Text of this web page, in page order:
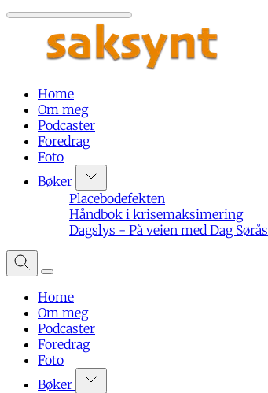
Home
Om meg
Podcaster
Foredrag
Foto
Bøker
Placebodefekten
Håndbok i krisemaksimering
Dagslys - På veien med Dag Sørås
Home
Om meg
Podcaster
Foredrag
Foto
Bøker